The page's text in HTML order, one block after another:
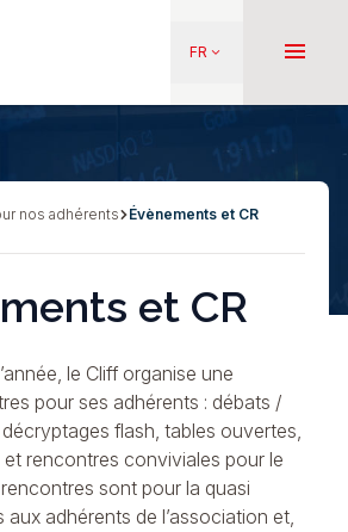
contenu
FR keyboard_arrow_down menu
nos adhérents Évènements et CR
et CR
le Cliff organise une
pour ses adhérents : débats /
flash, tables ouvertes,
et rencontres conviviales pour le
rencontres sont pour la quasi
adhérents de l’association et,